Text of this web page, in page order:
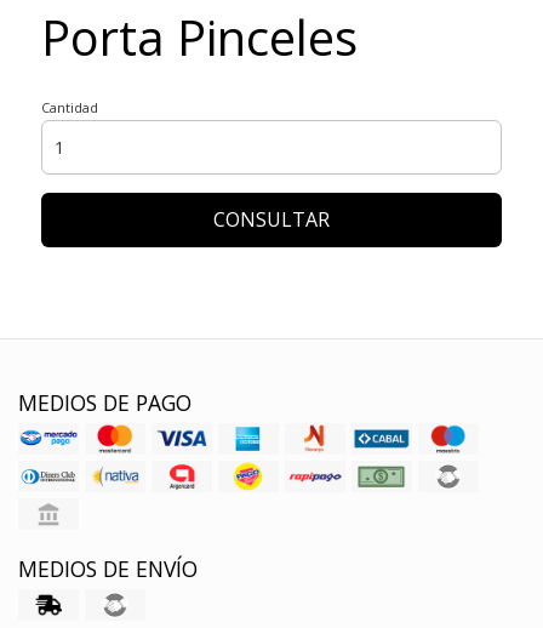
Porta Pinceles
Cantidad
CONSULTAR
MEDIOS DE PAGO
MEDIOS DE ENVÍO